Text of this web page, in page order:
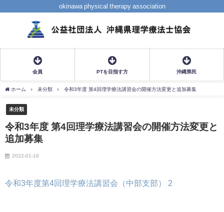
okinawa physical therapy association
会員 PTを目指す方 沖縄県民
ホーム 未分類 令和3年度 第4回理学療法講習会の開催方法変更と追加募集
未分類
令和3年度 第4回理学療法講習会の開催方法変更と
追加募集
2022-01-16
令和3年度第4回理学療法講習会（中部支部） 2